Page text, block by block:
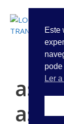
asd
Este
Ler